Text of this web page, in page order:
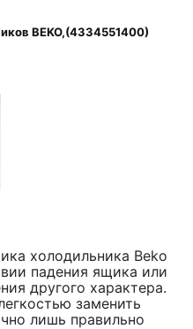
BEKO,(4334551400)
холодильника Beko
падения ящика или
другого характера.
заменить
лишь правильно